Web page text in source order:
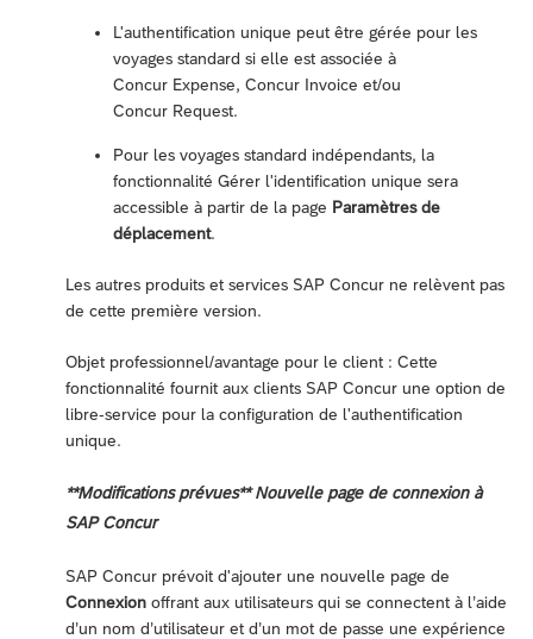
L'authentification unique peut être gérée pour les
voyages standard si elle est associée à
Concur Expense, Concur Invoice et/ou
Concur Request.
Pour les voyages standard indépendants, la
fonctionnalité Gérer l'identification unique sera
accessible à partir de la page Paramètres de
déplacement.
Les autres produits et services SAP Concur ne relèvent pas
de cette première version.
Objet professionnel/avantage pour le client : Cette
fonctionnalité fournit aux clients SAP Concur une option de
libre-service pour la configuration de l'authentification
unique.
**Modifications prévues** Nouvelle page de connexion à
SAP Concur
SAP Concur prévoit d'ajouter une nouvelle page de
Connexion offrant aux utilisateurs qui se connectent à l’aide
d’un nom d’utilisateur et d’un mot de passe une expérience